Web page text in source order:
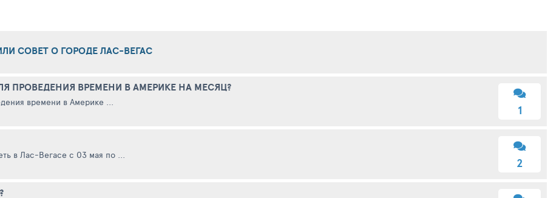
СОВЕТ О ГОРОДЕ ЛАС-ВЕГАС
ПРОВЕДЕНИЯ ВРЕМЕНИ В АМЕРИКЕ НА МЕСЯЦ?
времени в Америке ...
1
в Лас-Вегасе с 03 мая по ...
2